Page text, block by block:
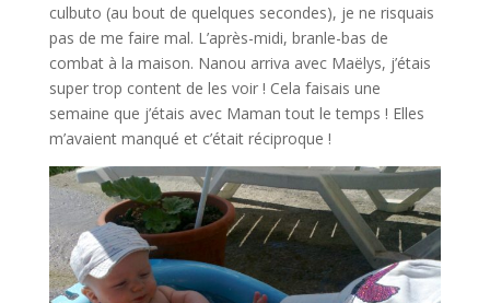
culbuto (au bout de quelques secondes), je ne risquais
pas de me faire mal. L’après-midi, branle-bas de
combat à la maison. Nanou arriva avec Maëlys, j’étais
super trop content de les voir ! Cela faisais une
semaine que j’étais avec Maman tout le temps ! Elles
m’avaient manqué et c’était réciproque !